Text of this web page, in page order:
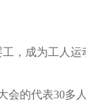
为工人运
代表30多人